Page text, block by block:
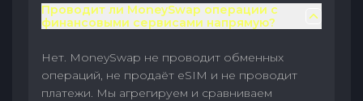
Проводит ли MoneySwap операции с
финансовыми сервисами напрямую?
Нет. MoneySwap не проводит обменных
операций, не продаёт eSIM и не проводит
платежи. Мы агрегируем и сравниваем